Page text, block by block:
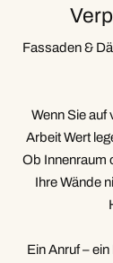
Fassaden &
Wenn Sie auf
Arbeit Wert
Ob Innenraum
Ihre Wände
Ein Anruf –